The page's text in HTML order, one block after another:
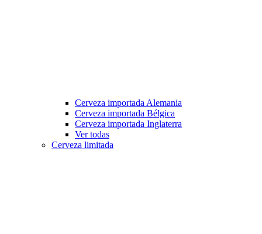
Cerveza importada Alemania
Cerveza importada Bélgica
Cerveza importada Inglaterra
Ver todas
Cerveza limitada